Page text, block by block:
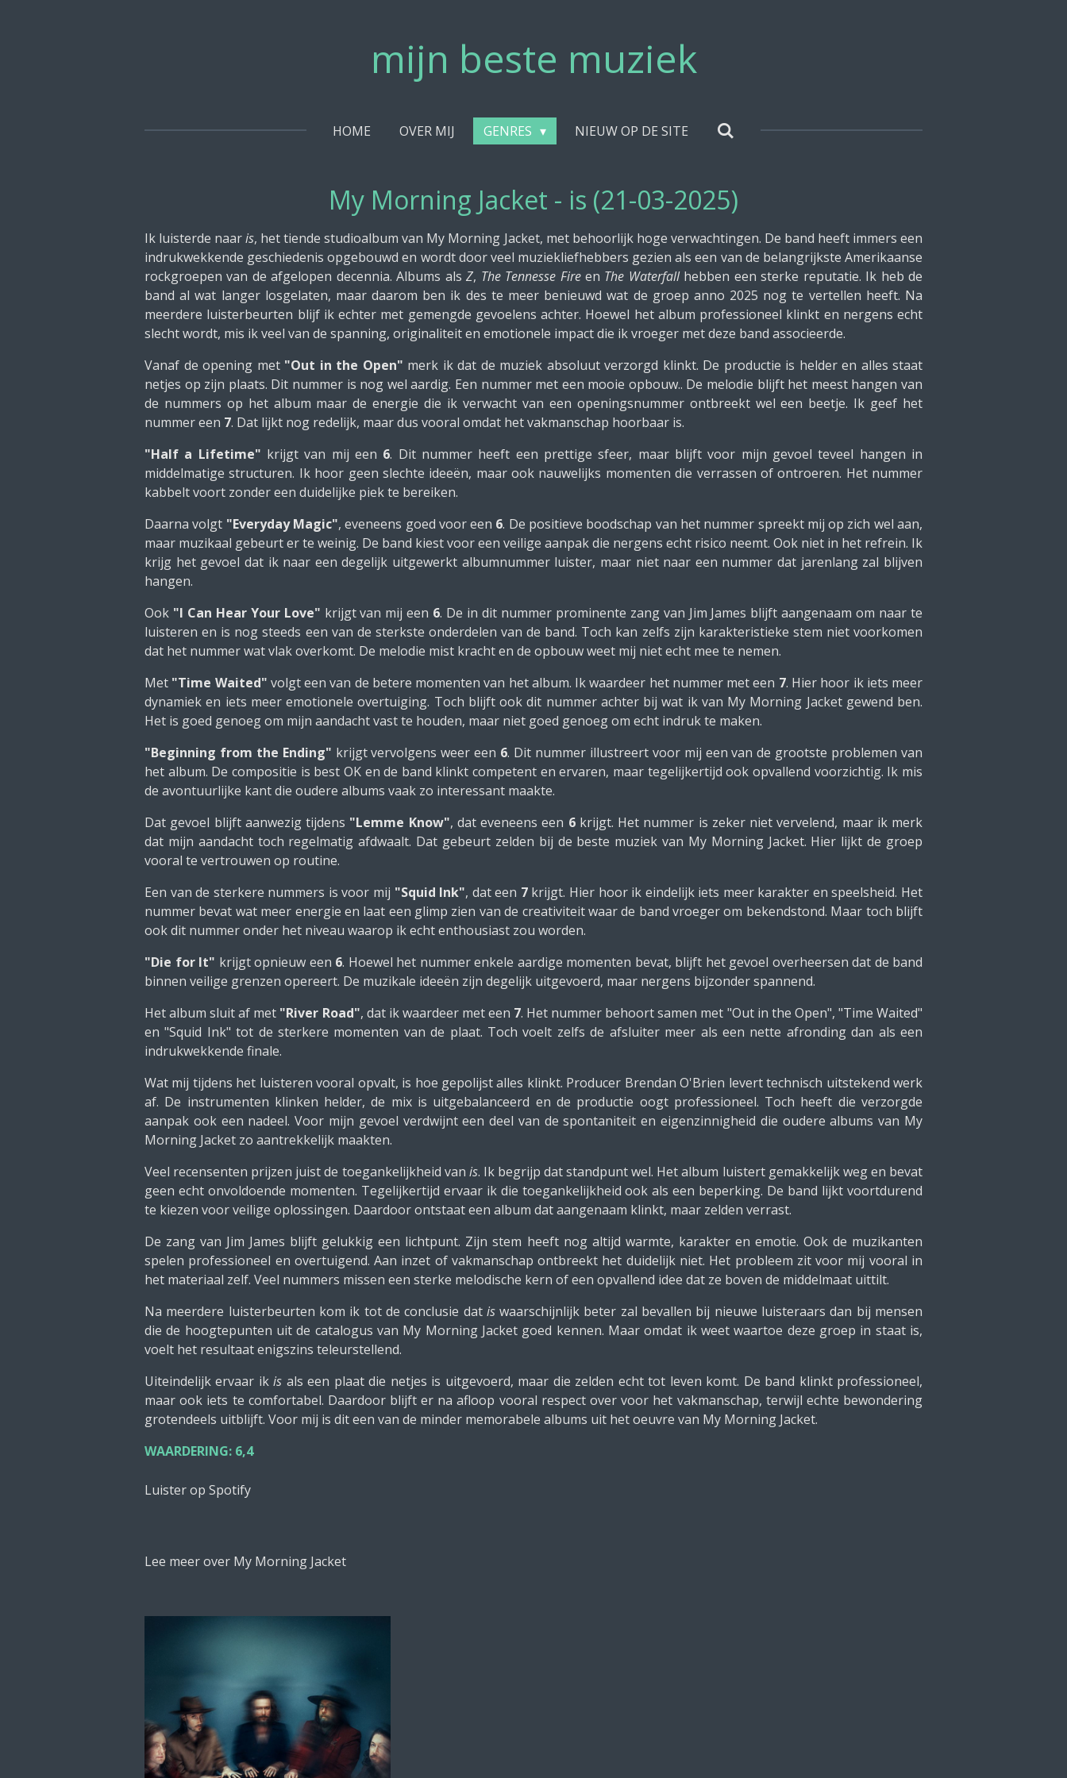
mijn beste muziek
HOME OVER MIJ GENRES NIEUW OP DE SITE
My Morning Jacket - is (21-03-2025)
Ik luisterde naaris, het tiende studioalbum van My Morning Jacket, met behoorlijk hoge verwachtingen. De band heeft immers een
indrukwekkende geschiedenis opgebouwd en wordt door veel muziekliefhebbers gezien als een van de belangrijkste Amerikaanse
rockgroepen van de afgelopen decennia. Albums alsZ, The Tennesse Fire en The Waterfallhebben een sterke reputatie. Ik heb de
band al wat langer losgelaten, maar daarom ben ik des te meer benieuwd wat de groep anno 2025 nog te vertellen heeft. Na
meerdere luisterbeurten blijf ik echter met gemengde gevoelens achter. Hoewel het album professioneel klinkt en nergens echt
slecht wordt, mis ik veel van de spanning, originaliteit en emotionele impact die ik vroeger met deze band associeerde.
Vanaf de opening met "Out in the Open" merk ik dat de muziek absoluut verzorgd klinkt. De productie is helder en alles staat
netjes op zijn plaats. Dit nummer is nog wel aardig. Een nummer met een mooie opbouw.. De melodie blijft het meest hangen van
de nummers op het album maar de energie die ik verwacht van een openingsnummer ontbreekt wel een beetje. Ik geef het
nummer een 7. Dat lijkt nog redelijk, maar dus vooral omdat het vakmanschap hoorbaar is.
"Half a Lifetime" krijgt van mij een 6. Dit nummer heeft een prettige sfeer, maar blijft voor mijn gevoel teveel hangen in
middelmatige structuren. Ik hoor geen slechte ideeën, maar ook nauwelijks momenten die verrassen of ontroeren. Het nummer
kabbelt voort zonder een duidelijke piek te bereiken.
Daarna volgt "Everyday Magic", eveneens goed voor een 6. De positieve boodschap van het nummer spreekt mij op zich wel aan,
maar muzikaal gebeurt er te weinig. De band kiest voor een veilige aanpak die nergens echt risico neemt. Ook niet in het refrein. Ik
krijg het gevoel dat ik naar een degelijk uitgewerkt albumnummer luister, maar niet naar een nummer dat jarenlang zal blijven
hangen.
Ook "I Can Hear Your Love" krijgt van mij een 6. De in dit nummer prominente zang van Jim James blijft aangenaam om naar te
luisteren en is nog steeds een van de sterkste onderdelen van de band. Toch kan zelfs zijn karakteristieke stem niet voorkomen
dat het nummer wat vlak overkomt. De melodie mist kracht en de opbouw weet mij niet echt mee te nemen.
Met "Time Waited" volgt een van de betere momenten van het album. Ik waardeer het nummer met een 7. Hier hoor ik iets meer
dynamiek en iets meer emotionele overtuiging. Toch blijft ook dit nummer achter bij wat ik van My Morning Jacket gewend ben.
Het is goed genoeg om mijn aandacht vast te houden, maar niet goed genoeg om echt indruk te maken.
"Beginning from the Ending" krijgt vervolgens weer een 6. Dit nummer illustreert voor mij een van de grootste problemen van
het album. De compositie is best OK en de band klinkt competent en ervaren, maar tegelijkertijd ook opvallend voorzichtig. Ik mis
de avontuurlijke kant die oudere albums vaak zo interessant maakte.
Dat gevoel blijft aanwezig tijdens "Lemme Know", dat eveneens een 6krijgt. Het nummer is zeker niet vervelend, maar ik merk
dat mijn aandacht toch regelmatig afdwaalt. Dat gebeurt zelden bij de beste muziek van My Morning Jacket. Hier lijkt de groep
vooral te vertrouwen op routine.
Een van de sterkere nummers is voor mij "Squid Ink", dat een 7krijgt. Hier hoor ik eindelijk iets meer karakter en speelsheid. Het
nummer bevat wat meer energie en laat een glimp zien van de creativiteit waar de band vroeger om bekendstond. Maar toch blijft
ook dit nummer onder het niveau waarop ik echt enthousiast zou worden.
"Die for It" krijgt opnieuw een 6. Hoewel het nummer enkele aardige momenten bevat, blijft het gevoel overheersen dat de band
binnen veilige grenzen opereert. De muzikale ideeën zijn degelijk uitgevoerd, maar nergens bijzonder spannend.
Het album sluit af met "River Road", dat ik waardeer met een 7. Het nummer behoort samen met "Out in the Open", "Time Waited"
en "Squid Ink" tot de sterkere momenten van de plaat. Toch voelt zelfs de afsluiter meer als een nette afronding dan als een
indrukwekkende finale.
Wat mij tijdens het luisteren vooral opvalt, is hoe gepolijst alles klinkt. Producer Brendan O'Brien levert technisch uitstekend werk
af. De instrumenten klinken helder, de mix is uitgebalanceerd en de productie oogt professioneel. Toch heeft die verzorgde
aanpak ook een nadeel. Voor mijn gevoel verdwijnt een deel van de spontaniteit en eigenzinnigheid die oudere albums van My
Morning Jacket zo aantrekkelijk maakten.
Veel recensenten prijzen juist de toegankelijkheid van is. Ik begrijp dat standpunt wel. Het album luistert gemakkelijk weg en bevat
geen echt onvoldoende momenten. Tegelijkertijd ervaar ik die toegankelijkheid ook als een beperking. De band lijkt voortdurend
te kiezen voor veilige oplossingen. Daardoor ontstaat een album dat aangenaam klinkt, maar zelden verrast.
De zang van Jim James blijft gelukkig een lichtpunt. Zijn stem heeft nog altijd warmte, karakter en emotie. Ook de muzikanten
spelen professioneel en overtuigend. Aan inzet of vakmanschap ontbreekt het duidelijk niet. Het probleem zit voor mij vooral in
het materiaal zelf. Veel nummers missen een sterke melodische kern of een opvallend idee dat ze boven de middelmaat uittilt.
Na meerdere luisterbeurten kom ik tot de conclusie dat iswaarschijnlijk beter zal bevallen bij nieuwe luisteraars dan bij mensen
die de hoogtepunten uit de catalogus van My Morning Jacket goed kennen. Maar omdat ik weet waartoe deze groep in staat is,
voelt het resultaat enigszins teleurstellend.
Uiteindelijk ervaar ikis als een plaat die netjes is uitgevoerd, maar die zelden echt tot leven komt. De band klinkt professioneel,
maar ook iets te comfortabel. Daardoor blijft er na afloop vooral respect over voor het vakmanschap, terwijl echte bewondering
grotendeels uitblijft. Voor mij is dit een van de minder memorabele albums uit het oeuvre van My Morning Jacket.
WAARDERING: 6,4
Luister op Spotify
Lee meer over My Morning Jacket